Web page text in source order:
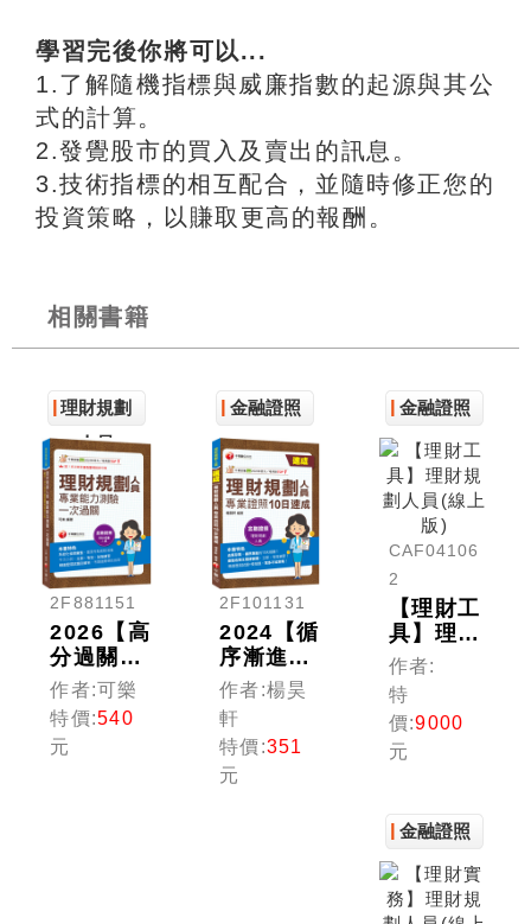
學習完後你將可以...
1.了解隨機指標與威廉指數的起源與其公
式的計算。
2.發覺股市的買入及賣出的訊息。
3.技術指標的相互配合，並隨時修正您的
投資策略，以賺取更高的報酬。
相關書籍
理財規劃
人員
2F881151
2026【高
分過關看
這本!】
理財規劃
人員專業
能力測驗
作者:可樂
特價:540
元
金融證照
2F101131
2024【循
序漸進的
10日規
劃】理財
規劃人員
專業證照
10日速
作者:楊昊
軒
特價:351
元
金融證照
CAF04106
2
【理財工
具】理財
規劃人員
(線上版)
作者:
特
價:9000
元
金融證照